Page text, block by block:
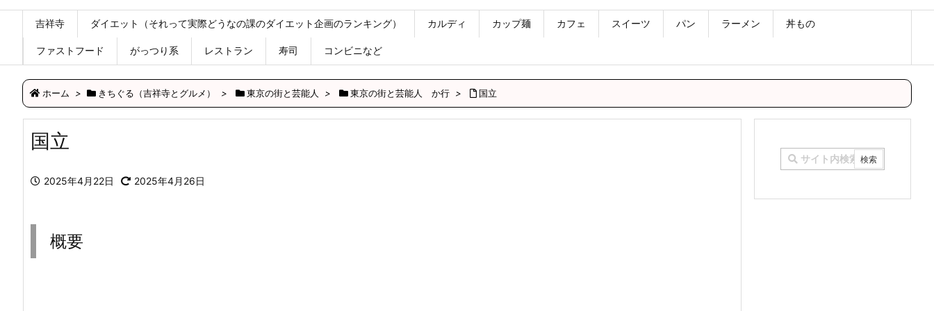
吉祥寺 ダイエット（それって実際どうなの課のダイエット企画のランキング） カルディ カップ麺 カフェ スイーツ パン ラーメン 丼もの
ファストフード がっつり系 レストラン 寿司 コンビニなど
ホーム > きちぐる（吉祥寺とグルメ） > 東京の街と芸能人 > 東京の街と芸能人 か行 > 国立
国立
2025年4月22日 2025年4月26日
概要